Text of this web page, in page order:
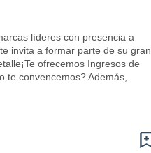
líderes con presencia a
invita a formar parte de su gran
ofrecemos Ingresos de
te convencemos? Además,